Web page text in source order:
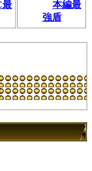
本編最
強盾